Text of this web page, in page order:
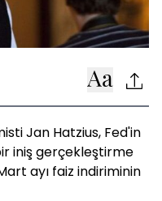
Jan Hatzius, Fed'in
iniş gerçekleştirme
ayı faiz indiriminin